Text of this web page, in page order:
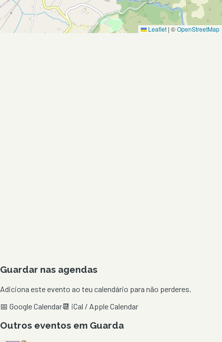
Leaflet | ©OpenStreetMap
Guardar nas agendas
Adiciona este evento ao teu calendário para não perderes.
📅 Google Calendar📆 iCal / Apple Calendar
Outros eventos em Guarda